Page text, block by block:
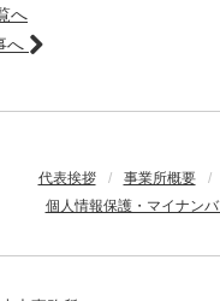
へ
へ
代表挨拶 / 事業所概要
/
個人情報保護・マイナン